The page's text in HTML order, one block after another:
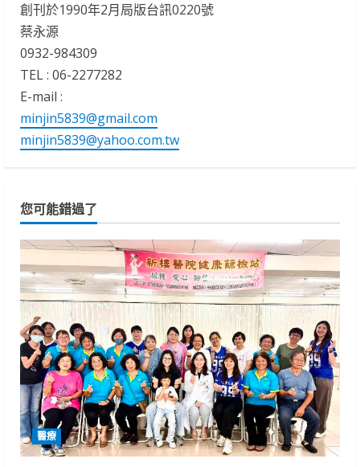
創刊於1990年2月局版台訊0220號
蔡永源
0932-984309
TEL : 06-2277282
E-mail :
minjin5839@gmail.com
minjin5839@yahoo.com.tw
您可能錯過了
醫療